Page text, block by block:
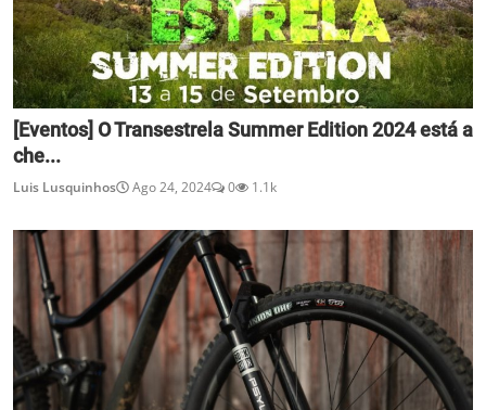
[Eventos] O Transestrela Summer Edition 2024 está a
che...
Luis Lusquinhos Ago 24, 2024 0 1.1k